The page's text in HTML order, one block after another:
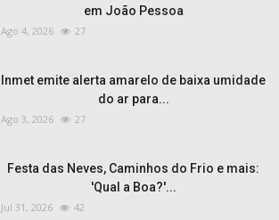
em João Pessoa
Ago 4, 2026 27
Inmet emite alerta amarelo de baixa umidade
do ar para...
Ago 3, 2026 27
Festa das Neves, Caminhos do Frio e mais:
'Qual a Boa?'...
Jul 31, 2026 42